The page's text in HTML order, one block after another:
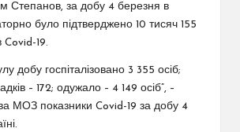
Степанов, за добу 4 березня в
було підтверджено 10 тисяч 155
Covid-19.
добу госпіталізовано 3 355 осіб;
– 172; одужало – 4 149 осіб”, –
МОЗ показники Covid-19 за добу 4